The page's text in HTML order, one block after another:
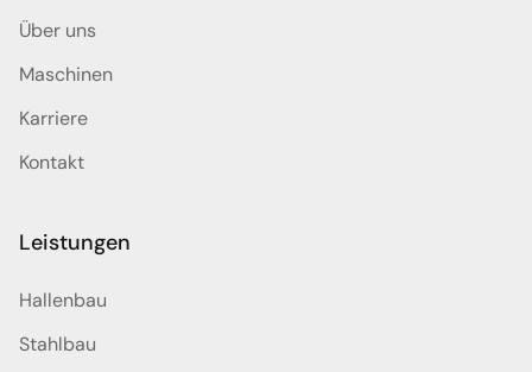
Über uns
Maschinen
Karriere
Kontakt
Leistungen
Hallenbau
Stahlbau